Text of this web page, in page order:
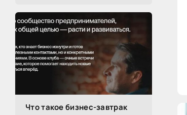
производителей.
Что такое бизнес-завтрак
0